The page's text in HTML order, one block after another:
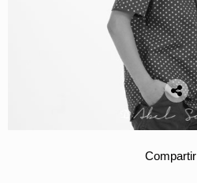
Compartir